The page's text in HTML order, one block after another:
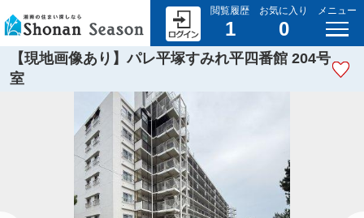
閲覧履歴
1
お気に入り
0
メニュー
【現地画像あり】パレ平塚すみれ平四番館 204号
室